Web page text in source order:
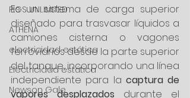
PIGS UNLIMITED
ATHENA
electricidad estática
Electricidad estática
Newson Gale
Es un sistema de carga superior
diseñado para trasvasar líquidos a
camiones cisterna o vagones
ferroviarios desde la parte superior
del tanque, incorporando una línea
independiente para la captura de
vapores desplazados durante el